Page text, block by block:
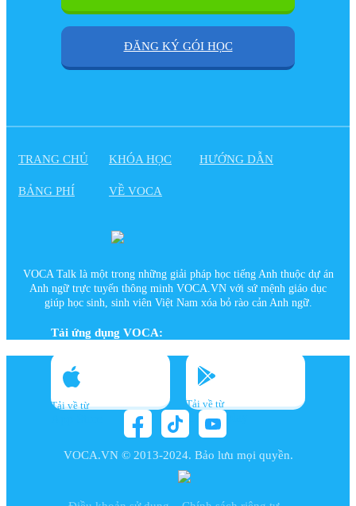
ĐĂNG KÝ GÓI HỌC
TRANG CHỦ KHÓA HỌC HƯỚNG DẪN
BẢNG PHÍ VỀ VOCA
VOCA Talk là một trong những giải pháp học tiếng Anh thuộc dự án
Anh ngữ trực tuyến thông minh VOCA.VN với sứ mệnh giáo dục
giúp học sinh, sinh viên Việt Nam xóa bỏ rào cản Anh ngữ.
Tải ứng dụng VOCA:
Tải về từ Tải về từ
Google play
VOCA.VN © 2013-2024. Bảo lưu mọi quyền.